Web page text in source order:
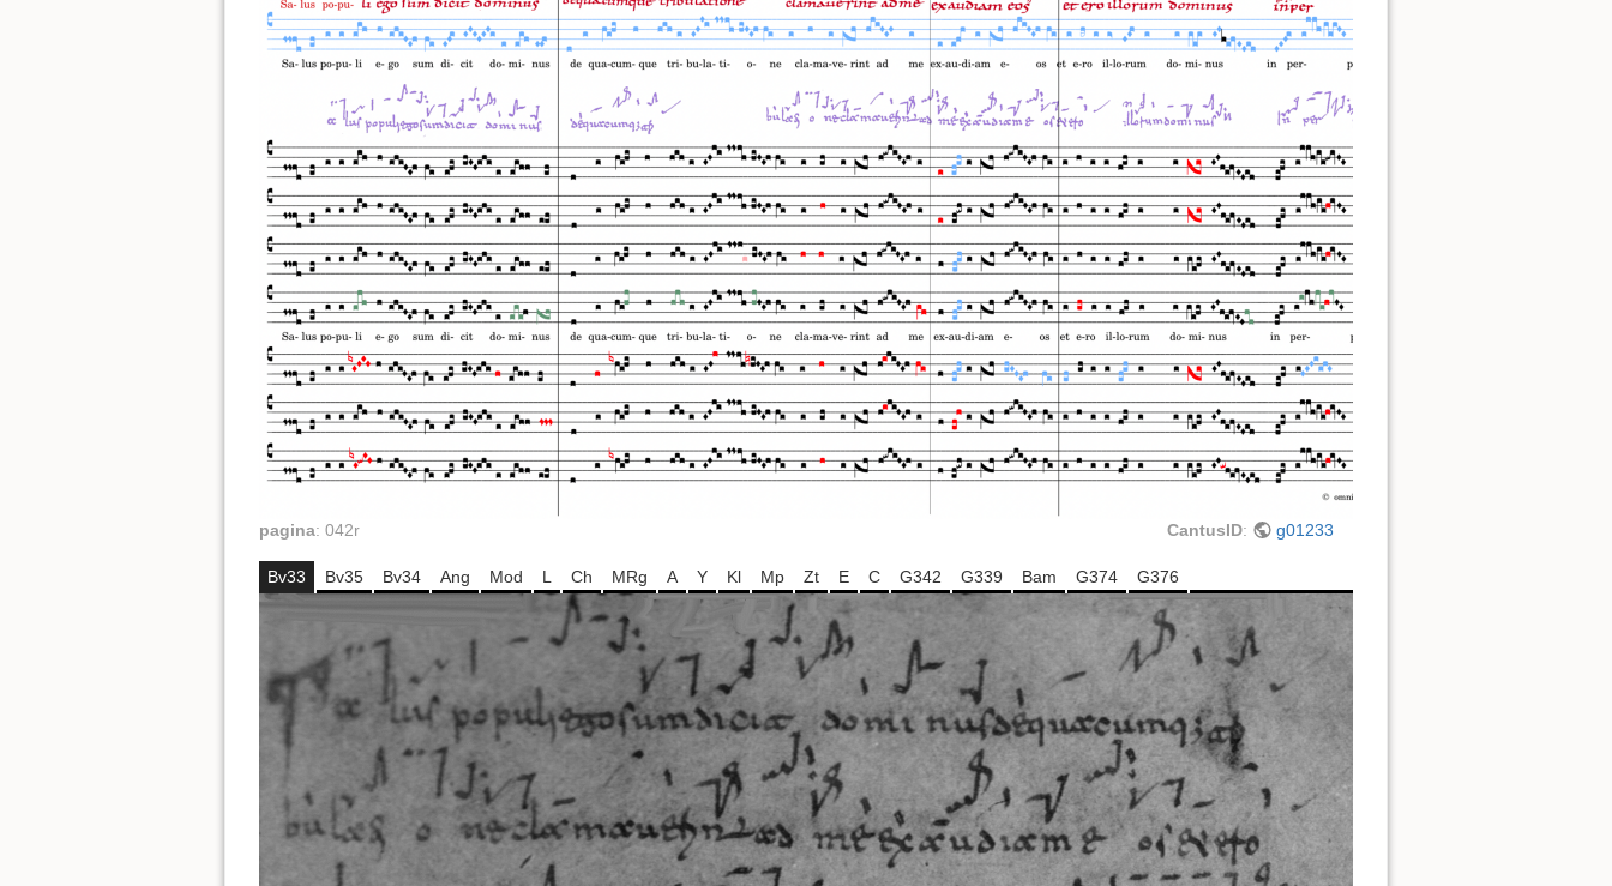
pagina: 042r CantusID: g01233
Bv33 Bv35 Bv34 Ang Mod L Ch MRg A Y Kl Mp Zt E C G342 G339 Bam G374 G376